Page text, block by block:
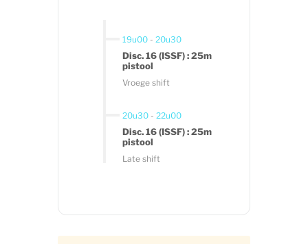
19u00 - 20u30
Disc. 16 (ISSF) : 25m
pistool
Vroege shift
20u30 - 22u00
Disc. 16 (ISSF) : 25m
pistool
Late shift